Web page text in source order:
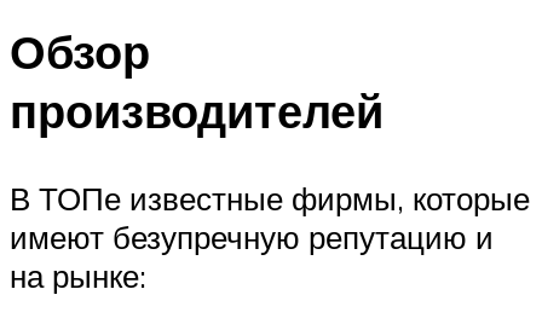
Обзор
производителей
В ТОПе известные фирмы, которые
имеют безупречную репутацию и
на рынке: